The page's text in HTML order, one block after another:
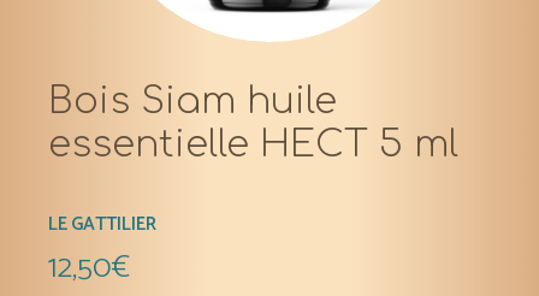
Bois Siam huile
essentielle HECT 5 ml
LE GATTILIER
12,50€